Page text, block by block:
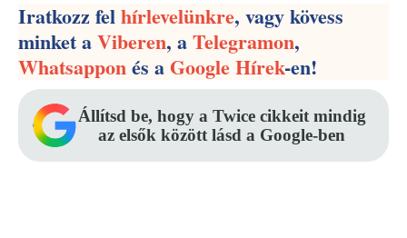
Iratkozz felhírlevelünkre, vagy kövess
minket aViberen, aTelegramon,
Whatsapponés aGoogle Hírek-en!
Állítsd be, hogy a Twice cikkeit mindig
az elsők között lásd a Google-ben